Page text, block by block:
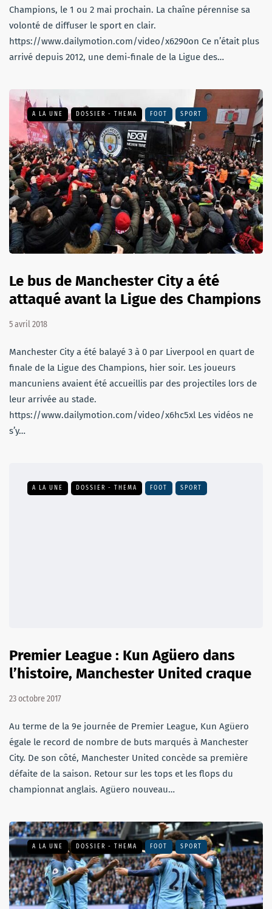
Champions, le 1 ou 2 mai prochain. La chaîne pérennise sa
volonté de diffuser le sport en clair.
https://www.dailymotion.com/video/x6290on Ce n’était plus
arrivé depuis 2012, une demi-finale de la Ligue des…
A LA UNE DOSSIER - THEMA FOOT SPORT
Le bus de Manchester City a été
attaqué avant la Ligue des Champions
5 avril 2018
Manchester City a été balayé 3 à 0 par Liverpool en quart de
finale de la Ligue des Champions, hier soir. Les joueurs
mancuniens avaient été accueillis par des projectiles lors de
leur arrivée au stade.
https://www.dailymotion.com/video/x6hc5xl Les vidéos ne
s’y…
A LA UNE DOSSIER - THEMA FOOT SPORT
Premier League : Kun Agüero dans
l’histoire, Manchester United craque
23 octobre 2017
Au terme de la 9e journée de Premier League, Kun Agüero
égale le record de nombre de buts marqués à Manchester
City. De son côté, Manchester United concède sa première
défaite de la saison. Retour sur les tops et les flops du
championnat anglais. Agüero nouveau…
A LA UNE DOSSIER - THEMA FOOT SPORT